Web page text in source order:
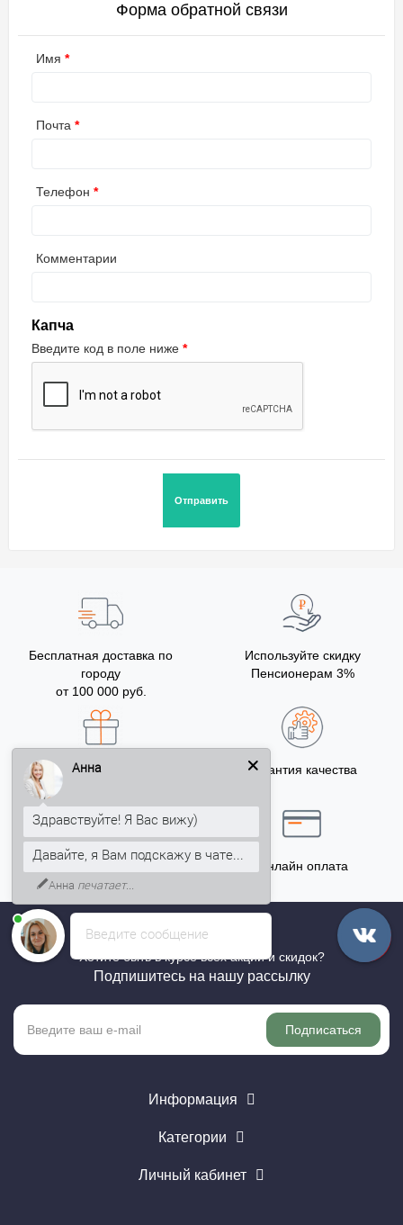
Форма обратной связи
Имя
Почта
Телефон
Комментарии
Капча
Введите код в поле ниже
Бесплатная доставка по
городу
от 100 000 руб.
Используйте скидку
Пенсионерам 3%
Бонусы за покупку
5% на Ваш счет
Гарантия качества
Точный расчёт Онлайн оплата
Хотите быть в курсе всех акций и скидок?
Подпишитесь на нашу рассылку
Подписаться
Информация
Категории
Личный кабинет
Введите сообщение
Анна
Здравствуйте! Я Вас вижу)
Давайте, я Вам подскажу в чате...
Анна печатает...